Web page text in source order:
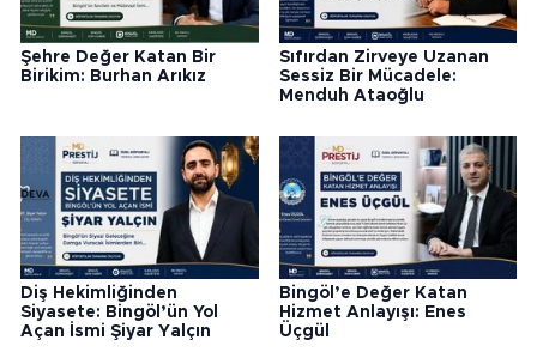
Şehre Değer Katan Bir
Birikim: Burhan Arıkız
Sıfırdan Zirveye Uzanan
Sessiz Bir Mücadele:
Menduh Ataoğlu
Diş Hekimliğinden
Siyasete: Bingöl’ün Yol
Açan İsmi Şiyar Yalçın
Bingöl’e Değer Katan
Hizmet Anlayışı: Enes
Üçgül